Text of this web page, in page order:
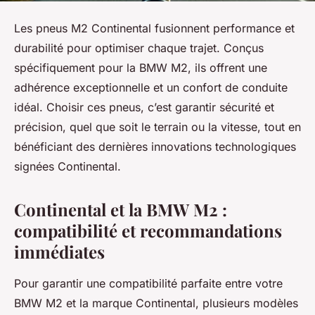
Les pneus M2 Continental fusionnent performance et
durabilité pour optimiser chaque trajet. Conçus
spécifiquement pour la BMW M2, ils offrent une
adhérence exceptionnelle et un confort de conduite
idéal. Choisir ces pneus, c’est garantir sécurité et
précision, quel que soit le terrain ou la vitesse, tout en
bénéficiant des dernières innovations technologiques
signées Continental.
Continental et la BMW M2 :
compatibilité et recommandations
immédiates
Pour garantir une compatibilité parfaite entre votre
BMW M2 et la marque Continental, plusieurs modèles